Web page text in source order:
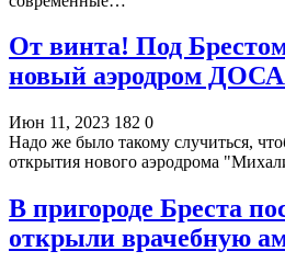
От винта! Под
новый аэродром
Июн 11, 2023 182 0
Надо же было такому случиться,
открытия нового аэродрома
В пригороде Бреста
открыли врачебную